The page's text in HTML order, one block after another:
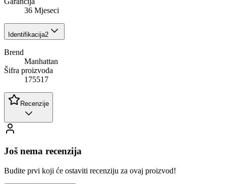
36 Mjeseci
Identifikacija2
Brend
Manhattan
Šifra proizvoda
175517
Recenzije
Još nema recenzija
Budite prvi koji će ostaviti recenziju za ovaj proizvod!